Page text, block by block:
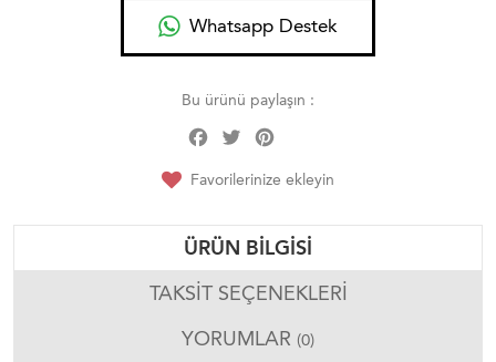
Whatsapp Destek
Bu ürünü paylaşın :
Facebook
Twitter
Favorilerinize ekleyin
ÜRÜN BILGISI
TAKSIT SEÇENEKLERI
YORUMLAR (0)